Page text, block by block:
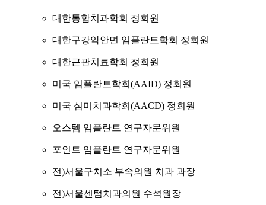
대한통합치과학회 정회원
대한구강악안면 임플란트학회 정회원
대한근관치료학회 정회원
미국 임플란트학회(AAID) 정회원
미국 심미치과학회(AACD) 정회원
오스템 임플란트 연구자문위원
포인트 임플란트 연구자문위원
전)서울구치소 부속의원 치과 과장
전)서울센텀치과의원 수석원장